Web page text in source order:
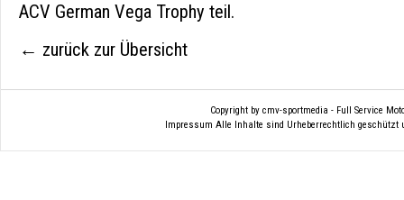
ACV German Vega Trophy teil.
← zurück zur Übersicht
Copyright by cmv-sportmedia - Full Service
Impressum Alle Inhalte sind Urheberrechtlich geschützt